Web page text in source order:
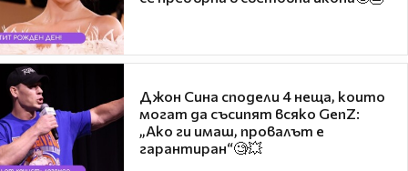
Джон Сина сподели 4 неща, които
могат да съсипят всяко GenZ:
„Ако ги имаш, провалът е
гарантиран“🧐💥